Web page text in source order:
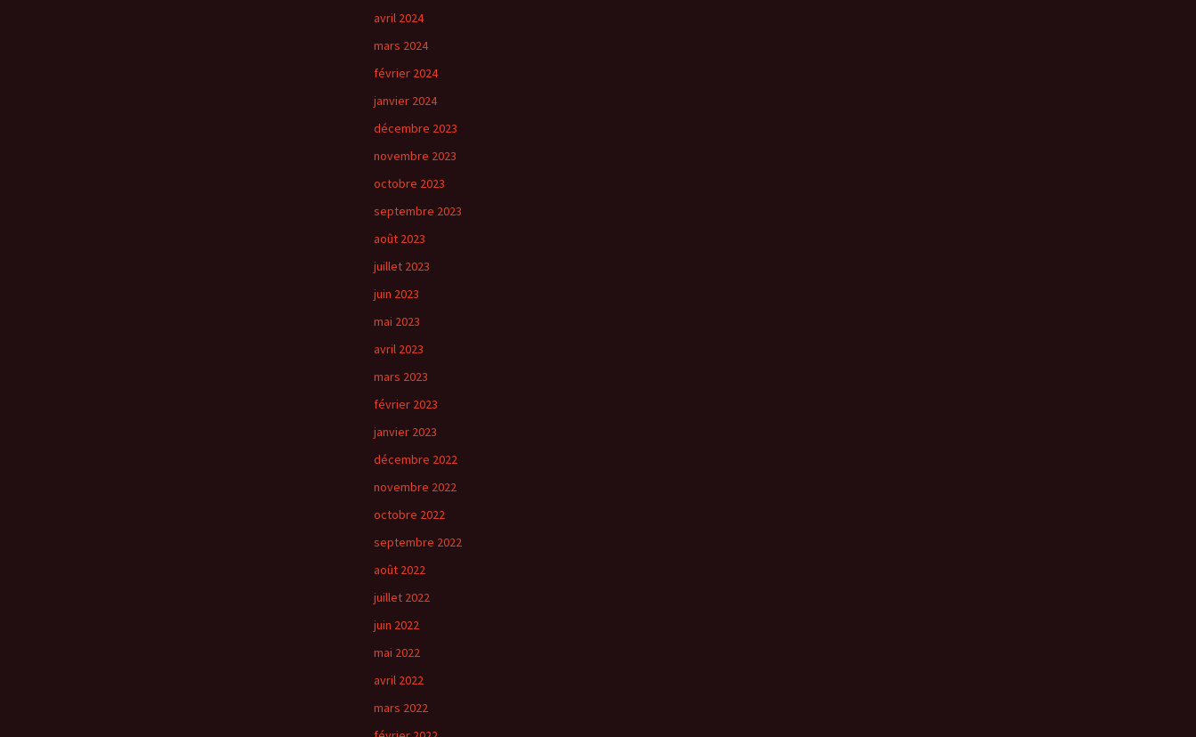
avril 2024
mars 2024
février 2024
janvier 2024
décembre 2023
novembre 2023
octobre 2023
septembre 2023
août 2023
juillet 2023
juin 2023
mai 2023
avril 2023
mars 2023
février 2023
janvier 2023
décembre 2022
novembre 2022
octobre 2022
septembre 2022
août 2022
juillet 2022
juin 2022
mai 2022
avril 2022
mars 2022